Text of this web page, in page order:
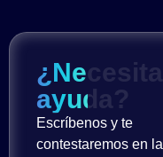
ayuda?
Escríbenos y te
contestaremos en la